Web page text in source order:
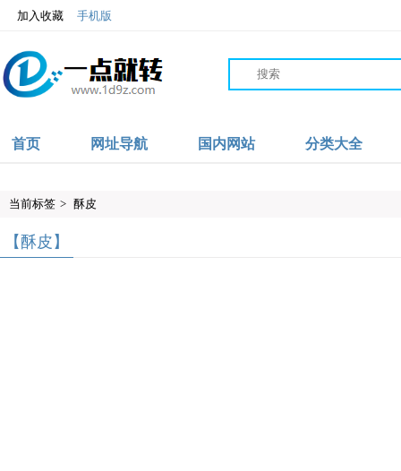
加入收藏 手机版
首页 网址导航 国内网站 分类大全
当前标签 > 酥皮
【酥皮】